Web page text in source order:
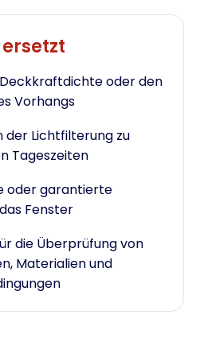
oder den
Vorhangs
der Lichtfilterung zu
Tageszeiten
oder garantierte
Fenster
die Überprüfung von
Materialien und